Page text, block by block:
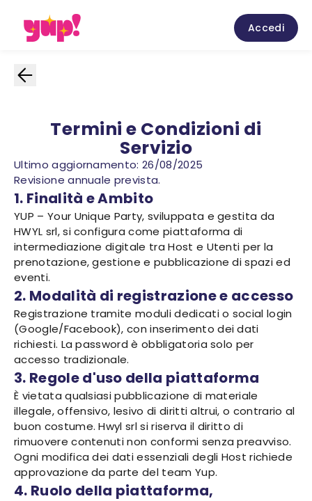
Accedi
Termini e Condizioni di
Servizio
Ultimo aggiornamento: 26/08/2025
Revisione annuale prevista.
1. Finalità e Ambito
YUP – Your Unique Party, sviluppata e gestita da
HWYL srl, si configura come piattaforma di
intermediazione digitale tra Host e Utenti per la
prenotazione, gestione e pubblicazione di spazi ed
eventi.
2. Modalità di registrazione e accesso
Registrazione tramite moduli dedicati o social login
(Google/Facebook), con inserimento dei dati
richiesti. La password è obbligatoria solo per
accesso tradizionale.
3. Regole d'uso della piattaforma
È vietata qualsiasi pubblicazione di materiale
illegale, offensivo, lesivo di diritti altrui, o contrario al
buon costume. Hwyl srl si riserva il diritto di
rimuovere contenuti non conformi senza preavviso.
Ogni modifica dei dati essenziali degli Host richiede
approvazione da parte del team Yup.
4. Ruolo della piattaforma,